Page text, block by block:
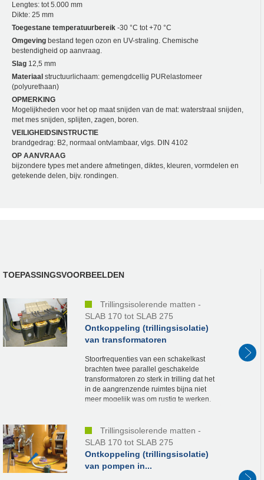
Lengtes: tot 5.000 mm
Dikte: 25 mm
Toegestane temperatuurbereik -30 °C tot +70 °C
Omgeving bestand tegen ozon en UV-straling. Chemische
bestendigheid op aanvraag.
Slag 12,5 mm
Materiaal structuurlichaam: gemengdcellig PUR­elastomeer
(polyurethaan)
OPMERKING
Mogelijkheden voor het op maat snijden van de mat: waterstraal snijden,
met mes snijden, splijten, zagen, boren.
VEILIGHEIDSINSTRUCTIE
brandgedrag: B2, normaal ontvlambaar, vlgs. DIN 4102
OP AANVRAAG
bijzondere types met andere afmetingen, diktes, kleuren, vormdelen en
getekende delen, bijv. rondingen.
TOEPASSINGSVOORBEELDEN
Trillingsisolerende matten -
SLAB 170 tot SLAB 275
Ontkoppeling (trillingsisolatie)
van transformatoren
Stoorfrequenties van een schakelkast
brachten twee parallel geschakelde
transformatoren zo sterk in trilling dat het
in de aangrenzende ruimtes bijna niet
meer mogelijk was om rustig te werken.
Trillingsisolerende matten -
SLAB 170 tot SLAB 275
Ontkoppeling (trillingsisolatie)
van pompen in...